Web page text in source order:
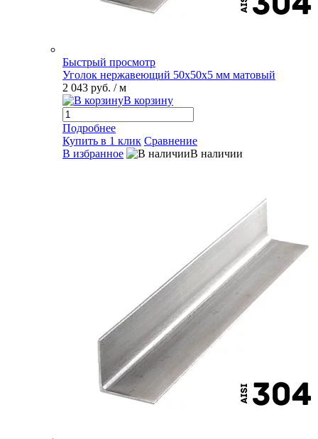
Быстрый просмотр
Уголок нержавеющий 50х50х5 мм матовый
2 043 руб. / м
В корзину
Подробнее
Купить в 1 клик Сравнение
В избранное
В наличии